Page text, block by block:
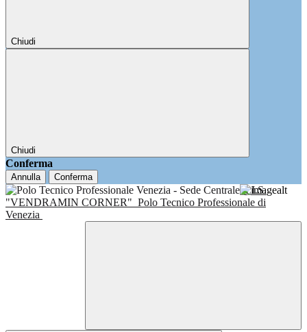
Chiudi
Chiudi
Conferma
Annulla Conferma
I.I.S.
"VENDRAMIN CORNER" Polo Tecnico Professionale di
Venezia